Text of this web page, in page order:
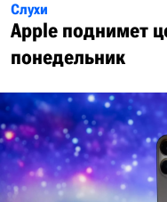
Слухи
Apple поднимет
понедельник